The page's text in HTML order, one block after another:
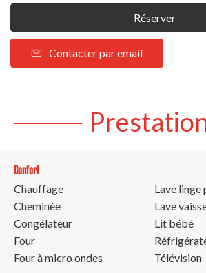
Réserver
Contacter par email
Confort
Chauffage
Cheminée
Congélateur
Four
Four à micro ondes
Lave
Lave
Lit bébé
Télévision